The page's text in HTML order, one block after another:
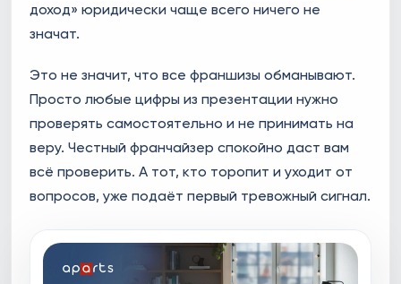
доход» юридически чаще всего ничего не
значат.
Это не значит, что все франшизы обманывают.
Просто любые цифры из презентации нужно
проверять самостоятельно и не принимать на
веру. Честный франчайзер спокойно даст вам
всё проверить. А тот, кто торопит и уходит от
вопросов, уже подаёт первый тревожный сигнал.